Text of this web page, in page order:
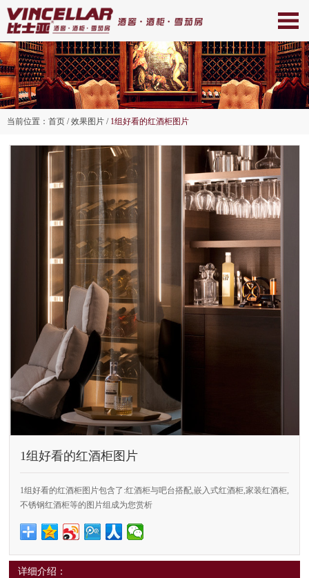
当前位置： 首页 / 效果图片 / 1组好看的红酒柜图片
1组好看的红酒柜图片
1组好看的红酒柜图片包含了:红酒柜与吧台搭配,嵌入式红酒柜,家装红酒柜,
不锈钢红酒柜等的图片组成为您赏析
详细介绍：